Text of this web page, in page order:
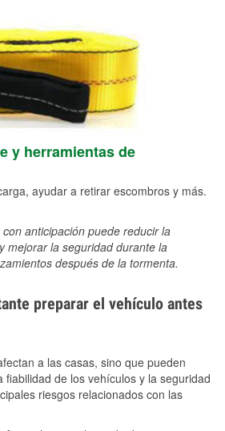
y herramientas de
ayudar a retirar escombros y más.
anticipación puede reducir la
mejorar la seguridad durante la
después de la tormenta.
preparar el vehículo antes
a las casas, sino que pueden
fiabilidad de los vehículos y la seguridad
riesgos relacionados con las